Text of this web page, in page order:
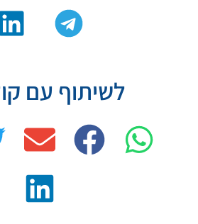
לשיתוף עם